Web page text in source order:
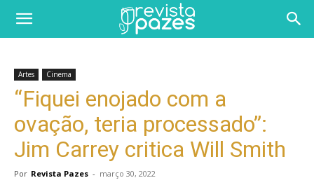
Artes Cinema
“Fiquei enojado com a
ovação, teria processado”: ​​
Jim Carrey critica Will Smith
Por Revista Pazes - março 30, 2022